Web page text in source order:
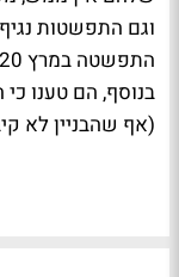
וגם התפשטות
בנוסף, הם טענו
(אף שהבניין לא